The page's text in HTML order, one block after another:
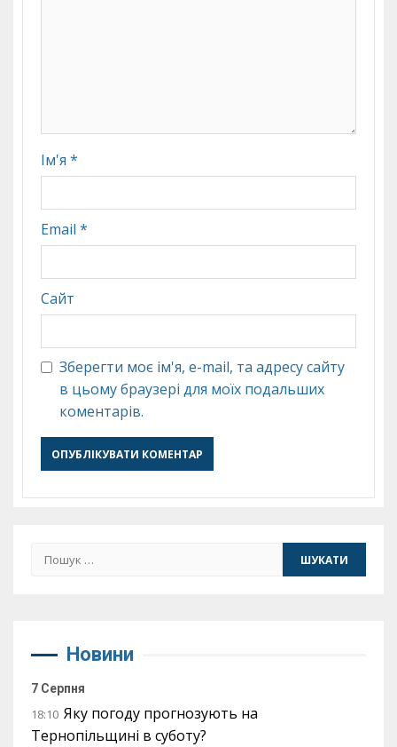
Ім'я *
Email *
Сайт
Зберегти моє ім'я, e-mail, та адресу сайту
в цьому браузері для моїх подальших
коментарів.
Пошук:
Новини
7 Серпня
18:10 Яку погоду прогнозують на
Тернопільщині в суботу?